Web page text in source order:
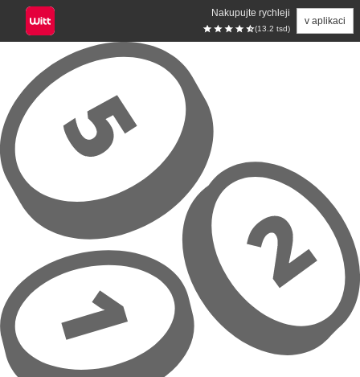
Nakupujte rychleji
(13.2 tsd)
v aplikaci
Přeskočit na hlavní obsah